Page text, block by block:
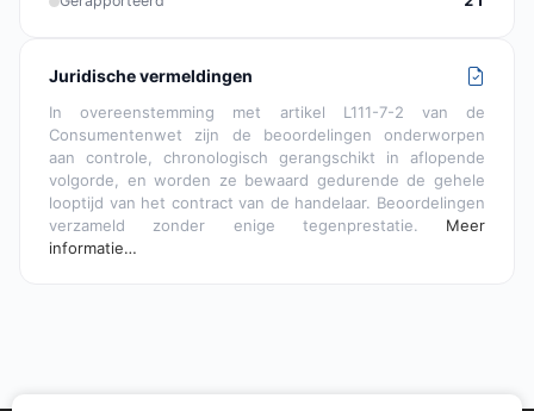
Juridische vermeldingen
In overeenstemming met artikel L111-7-2 van de
Consumentenwet zijn de beoordelingen onderworpen
aan controle, chronologisch gerangschikt in aflopende
volgorde, en worden ze bewaard gedurende de gehele
looptijd van het contract van de handelaar. Beoordelingen
verzameld zonder enige tegenprestatie. Meer
informatie…